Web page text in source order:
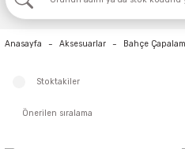
Anasayfa Aksesuarlar Bahçe
Stoktakiler